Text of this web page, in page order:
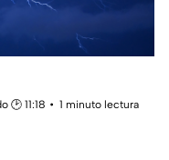
🕑 11:18
1 minuto lectura